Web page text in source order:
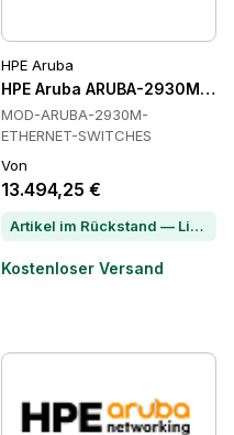
ZL2-ETHERNET-
HPE Aruba
HPE Aruba ARUBA-2930M-
MOD-ARUBA-2930M-
ETHERNET-SWITCHES
Von
13.494,25 €
Artikel im Rückstand — Lieferzeit per Chat erfragen
Kostenloser Versand